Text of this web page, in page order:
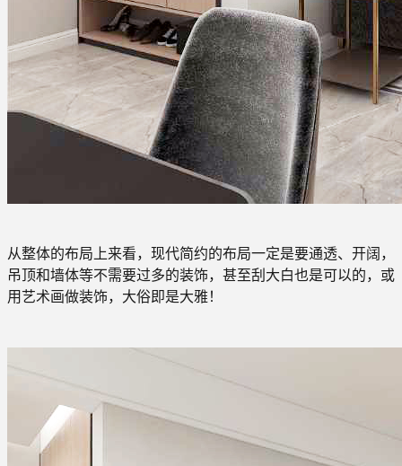
从整体的布局上来看，现代简约的布局一定是要通透、开阔，
吊顶和墙体等不需要过多的装饰，甚至刮大白也是可以的，或
用艺术画做装饰，大俗即是大雅！